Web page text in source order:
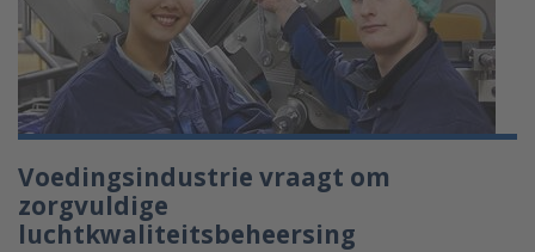
Voedingsindustrie vraagt om
zorgvuldige
luchtkwaliteitsbeheersing